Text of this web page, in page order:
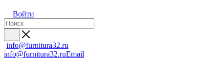
Войти
info@furnitura32.ru
info@furnitura32.ruEmail